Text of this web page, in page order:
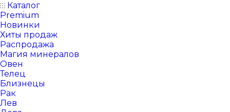
Каталог
Premium
Новинки
Хиты продаж
Распродажа
Магия минералов
Овен
Телец
Близнецы
Рак
Лев